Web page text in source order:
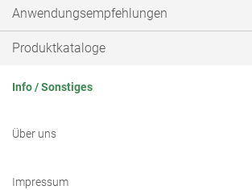
Anwendungsempfehlungen
Produktkataloge
Info / Sonstiges
Über uns
Impressum